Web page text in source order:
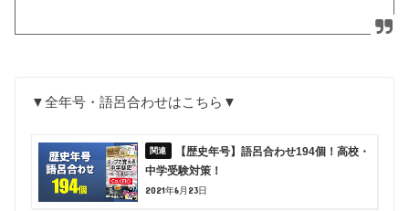
▼全年号・語呂合わせはこちら▼
【歴史年号】語呂合わせ194個！高校・
中学受験対策！
2021年6月23日